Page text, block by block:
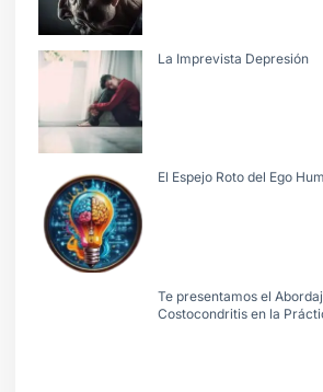
La Imprevista Depresión
El Espejo Roto del Ego
Te presentamos el
Costocondritis en la